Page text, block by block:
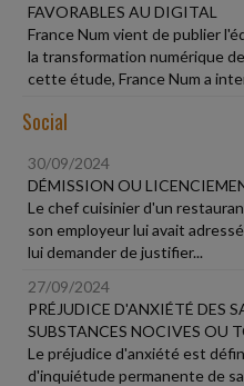
FAVORABLES AU DIGITAL
France Num vient de publier
la transformation numérique
cette étude, France Num a
Social
30/09/2024
DÉMISSION OU
Le chef cuisinier d'un
son employeur lui avait
lui demander de justifier...
27/09/2024
PRÉJUDICE D'ANXIÉTÉ DES
SUBSTANCES NOCIVES OU
Le préjudice d'anxiété est
d'inquiétude permanente de